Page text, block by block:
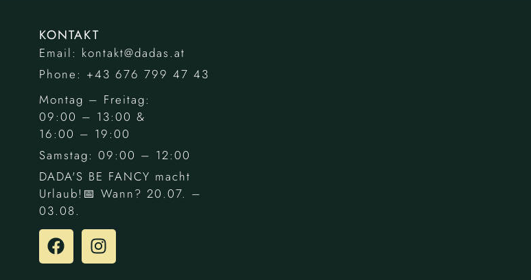
KONTAKT
Email: kontakt@dadas.at
Phone: +43 676 799 47 43
Montag – Freitag:
09:00 – 13:00 &
16:00 – 19:00
Samstag: 09:00 – 12:00
DADA'S BE FANCY macht
Urlaub!📅 Wann? 20.07. –
03.08.